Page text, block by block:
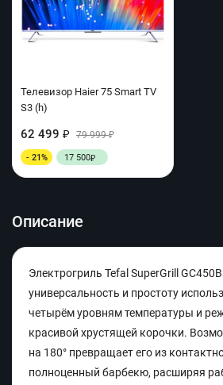
Телевизор Haier 75 Smart TV
S3 (h)
62 499 ₽ 79 999₽
- 21% 17 500₽
Описание
Электрогриль Tefal SuperGrill
универсальность и простоту
четырём уровням температуры и
красивой хрустящей корочки.
на 180° превращает его из
полноценный барбекю, расширяя